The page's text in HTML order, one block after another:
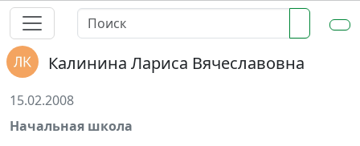
Калинина Лариса Вячеславовна
15.02.2008
Начальная школа